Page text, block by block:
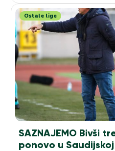
Ostale lige
SAZNAJEMO Bivši
ponovo u